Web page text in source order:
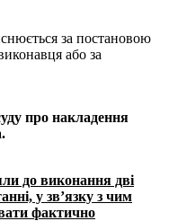
за постановою
або за
про накладення
до виконання дві
у зв’язку з чим
фактично